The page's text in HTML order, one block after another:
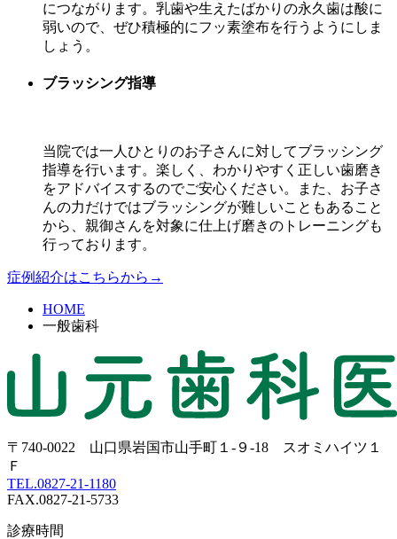
につながります。乳歯や生えたばかりの永久歯は酸に
弱いので、ぜひ積極的にフッ素塗布を行うようにしま
しょう。
ブラッシング指導
当院では一人ひとりのお子さんに対してブラッシング
指導を行います。楽しく、わかりやすく正しい歯磨き
をアドバイスするのでご安心ください。また、お子さ
んの力だけではブラッシングが難しいこともあること
から、親御さんを対象に仕上げ磨きのトレーニングも
行っております。
症例紹介はこちらから→
HOME
一般歯科
〒740-0022 山口県岩国市山手町１-９-18 スオミハイツ１
Ｆ
TEL.0827-21-1180
FAX.0827-21-5733
診療時間